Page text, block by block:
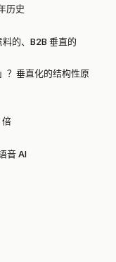
历史
的、B2B 垂直的
？垂直化的结构性原
倍
音 AI